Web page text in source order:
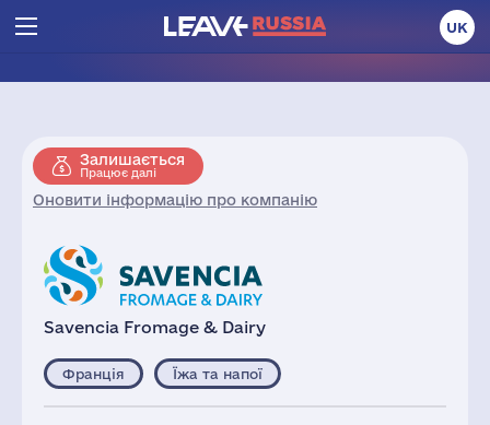
UK
Залишається
Працює далі
Оновити інформацію про компанію
Savencia Fromage & Dairy
Франція Їжа та напої